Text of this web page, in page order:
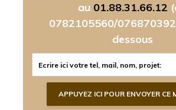
au 01.88.31.66.12
0782105560/
dessous